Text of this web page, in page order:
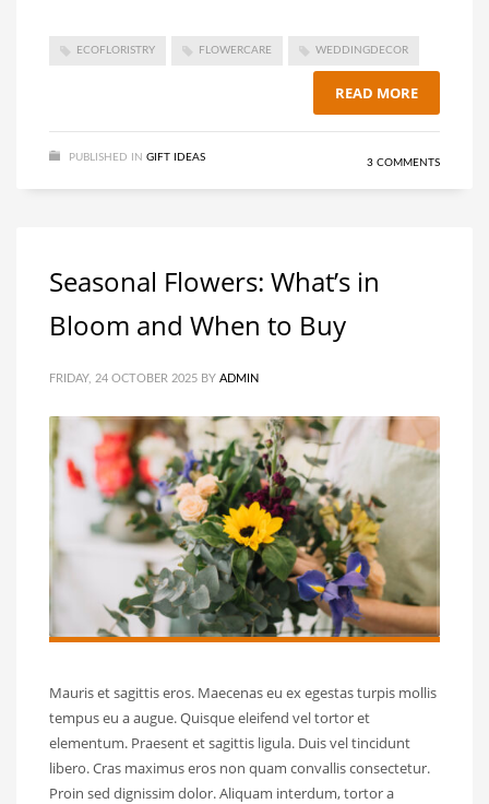
ECOFLORISTRY FLOWERCARE WEDDINGDECOR
READ MORE
PUBLISHED IN GIFT IDEAS 3 COMMENTS
Seasonal Flowers: What’s in
Bloom and When to Buy
FRIDAY, 24 OCTOBER 2025 BY ADMIN
Mauris et sagittis eros. Maecenas eu ex egestas turpis mollis
tempus eu a augue. Quisque eleifend vel tortor et
elementum. Praesent et sagittis ligula. Duis vel tincidunt
libero. Cras maximus eros non quam convallis consectetur.
Proin sed dignissim dolor. Aliquam interdum, tortor a